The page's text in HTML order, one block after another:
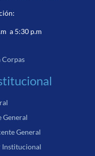
a 5:30 p.m
Corpas
General
General
Institucional